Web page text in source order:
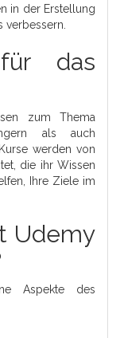
in der Erstellung
das
zum Thema
als auch
werden von
die ihr Wissen
Ihre Ziele im
Udemy
Aspekte des